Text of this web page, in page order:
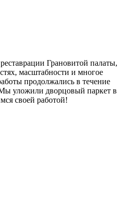
Грановитой палаты,
масштабности и многое
продолжались в течение
уложили дворцовый паркет в
своей работой!